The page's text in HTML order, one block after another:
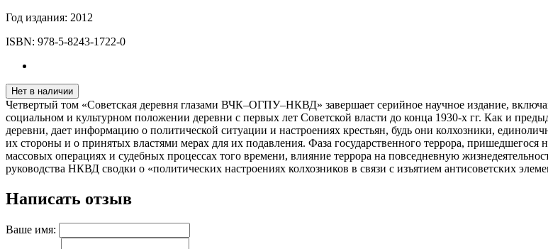
Год издания: 2012
ISBN: 978-5-8243-1722-0
Нет в наличии
Четвертый том «Советская деревня глазами ВЧК–ОГПУ–НКВД» завершает серийное научное издание,
социальном и культурном положении деревни с первых лет Советской власти до конца 1930-х гг. Как и
деревни, дает информацию о политической ситуации и настроениях крестьян, будь они колхозники,
их стороны и о принятых властями мерах для их подавления. Фаза государственного террора,
массовых операциях и судебных процессах того времени, влияние террора на повседневную
руководства НКВД сводки о «политических настроениях колхозников в связи с изъятием антисоветских
Написать отзыв
Ваше имя: